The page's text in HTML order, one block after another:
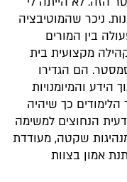
ניכר שהמוטיבציה
בין המורים
מקצועית בית
הם הגדירו
הידע והמיומנויות
כך שיהיה
הנחוצים למשימה
שקטה, מעודדת
אמון בצוות